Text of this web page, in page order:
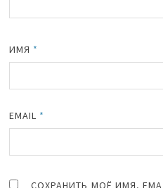
ИМЯ *
EMAIL *
СОХРАНИТЬ МОЁ ИМЯ,